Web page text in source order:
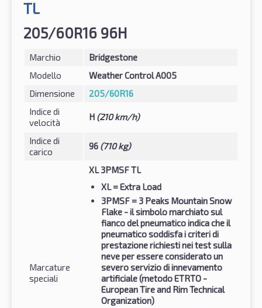
TL
205/60R16 96H
Marchio
Bridgestone
Modello
Weather Control A005
Dimensione
205/60R16
Indice di
velocità
H (210 km/h)
Indice di
carico
96 (710 kg)
Marcature
speciali
XL 3PMSF TL
XL= Extra Load
3PMSF = 3 Peaks Mountain Snow
Flake - il simbolo marchiato sul
fianco del pneumatico indica che il
pneumatico soddisfa i criteri di
prestazione richiesti nei test sulla
neve per essere considerato un
severo servizio di innevamento
artificiale (metodo ETRTO -
European Tire and Rim Technical
Organization)